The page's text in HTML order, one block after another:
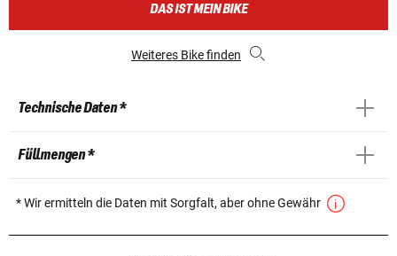
DAS IST MEIN BIKE
Weiteres Bike finden
Technische Daten *
Füllmengen *
* Wir ermitteln die Daten mit Sorgfalt, aber ohne Gewähr